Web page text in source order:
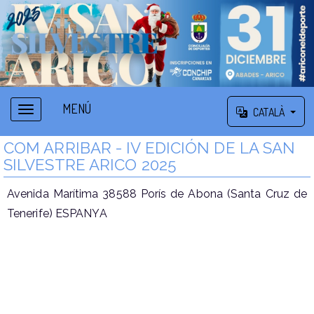
MENÚ CATALÀ
COM ARRIBAR - IV EDICIÓN DE LA SAN
SILVESTRE ARICO 2025
Avenida Marítima 38588 Porís de Abona (Santa Cruz de
Tenerife) ESPANYA